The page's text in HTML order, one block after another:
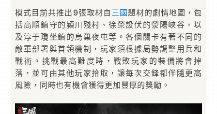
模式目前共推出9張取材自 三國題材的劇情地圖，包
括高順鎮守的潁川殘村、徐榮設伏的滎陽峽谷，以
及淳于瓊坐鎮的烏巢夜屯等。各個關卡有著不同的
敵軍部署與首領機制，玩家須根據局勢調整用兵和
戰術。挑戰最高難度時，戰敗玩家的裝備將會掉
落，並可由其他玩家拾取，讓每次交鋒都伴隨更高
風險，同時也有機會獲得更加豐厚的獎勵。